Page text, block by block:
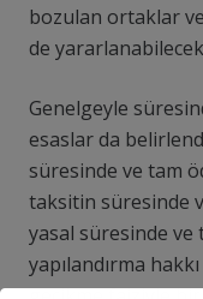
bozulan ortaklar
de
Genelgeyle
esaslar da
süresinde ve tam
taksitin süresinde
yasal süresinde
yapılandırma